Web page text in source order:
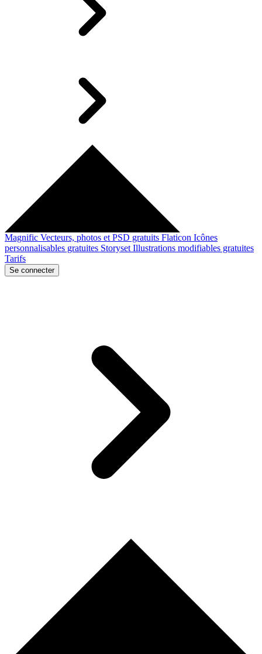
Magnific Vecteurs, photos et PSD gratuits Flaticon Icônes
personnalisables gratuites Storyset Illustrations modifiables gratuites
Tarifs
Se connecter